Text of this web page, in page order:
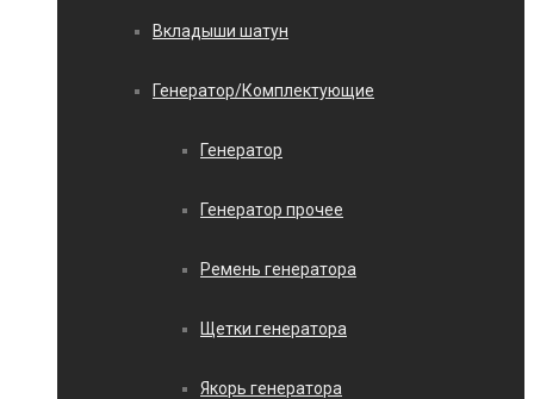
Вкладыши шатун
Генератор/Комплектующие
Генератор
Генератор прочее
Ремень генератора
Щетки генератора
Якорь генератора